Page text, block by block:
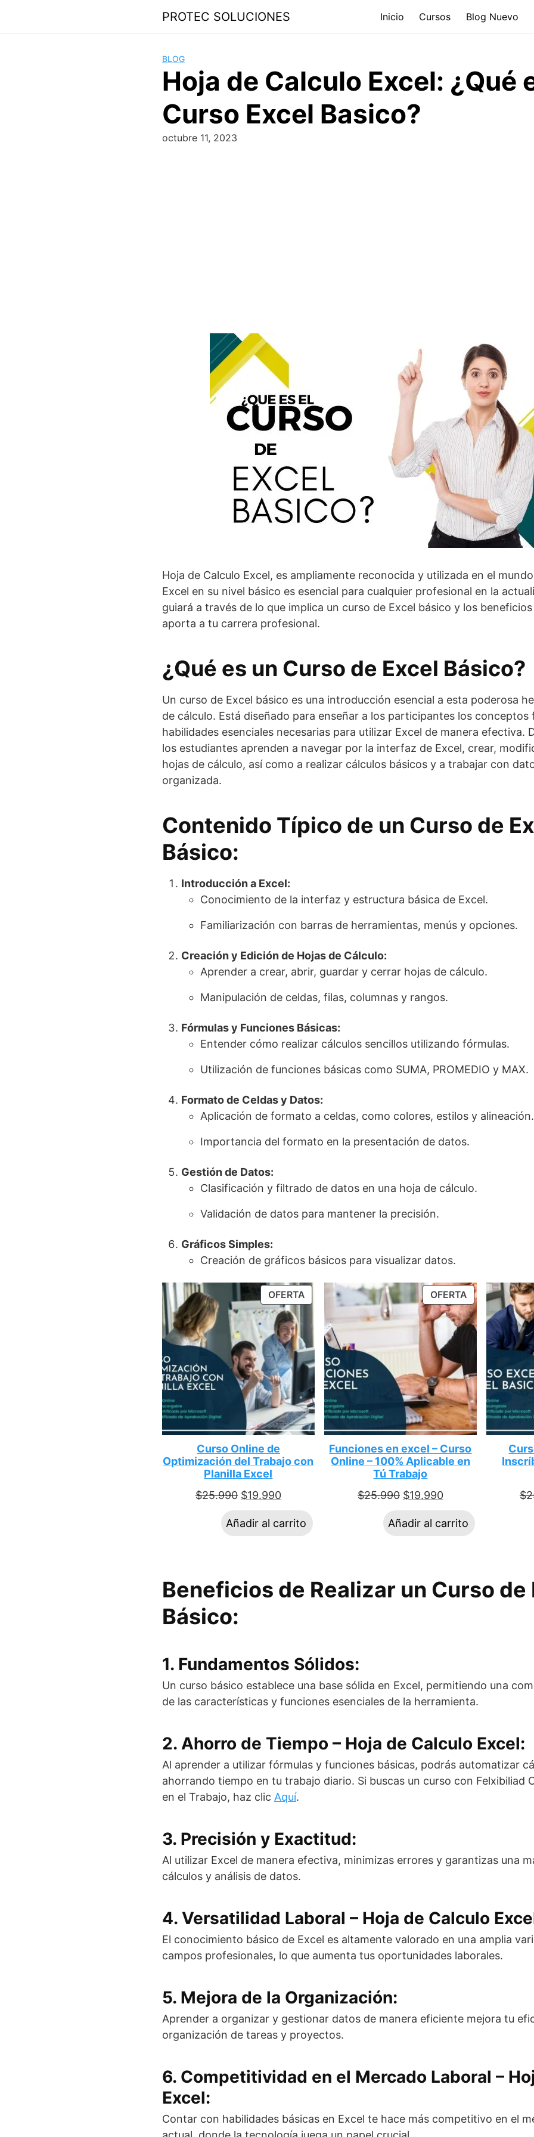
PROTEC SOLUCIONES Inicio Cursos Blog Nuevo
BLOG
Hoja de Calculo Excel: ¿Qué
Curso Excel Basico?
octubre 11, 2023
Hoja de Calculo Excel, es ampliamente reconocida y utilizada en el
Excel en su nivel básico es esencial para cualquier profesional en la
guiará a través de lo que implica un curso de Excel básico y los
aporta a tu carrera profesional.
¿Qué es un Curso de Excel Básico?
Un curso de Excel básico es una introducción esencial a esta poderosa
de cálculo. Está diseñado para enseñar a los participantes los conceptos
habilidades esenciales necesarias para utilizar Excel de manera efectiva.
los estudiantes aprenden a navegar por la interfaz de Excel, crear,
hojas de cálculo, así como a realizar cálculos básicos y a trabajar con
organizada.
Contenido Típico de un Curso de
Básico:
Introducción a Excel:
Conocimiento de la interfaz y estructura básica de Excel.
Familiarización con barras de herramientas, menús y opciones.
Creación y Edición de Hojas de Cálculo:
Aprender a crear, abrir, guardar y cerrar hojas de cálculo.
Manipulación de celdas, filas, columnas y rangos.
Fórmulas y Funciones Básicas:
Entender cómo realizar cálculos sencillos utilizando fórmulas.
Utilización de funciones básicas como SUMA, PROMEDIO y MAX.
Formato de Celdas y Datos:
Aplicación de formato a celdas, como colores, estilos y alineación.
Importancia del formato en la presentación de datos.
Gestión de Datos:
Clasificación y filtrado de datos en una hoja de cálculo.
Validación de datos para mantener la precisión.
Gráficos Simples:
Creación de gráficos básicos para visualizar datos.
OFERTA
Curso Online de
Optimización del Trabajo con
Planilla Excel
$25.990 $19.990
Añadir al carrito
OFERTA
Funciones en excel – Curso
Online – 100% Aplicable en
Tú Trabajo
$25.990 $19.990
Añadir al carrito
$
Beneficios de Realizar un Curso de
Básico:
1. Fundamentos Sólidos:
Un curso básico establece una base sólida en Excel, permitiendo una
de las características y funciones esenciales de la herramienta.
2. Ahorro de Tiempo – Hoja de Calculo Excel:
Al aprender a utilizar fórmulas y funciones básicas, podrás automatizar
ahorrando tiempo en tu trabajo diario. Si buscas un curso con Felxibiliad
en el Trabajo, haz clic Aquí.
3. Precisión y Exactitud:
Al utilizar Excel de manera efectiva, minimizas errores y garantizas una
cálculos y análisis de datos.
4. Versatilidad Laboral – Hoja de Calculo
El conocimiento básico de Excel es altamente valorado en una amplia
campos profesionales, lo que aumenta tus oportunidades laborales.
5. Mejora de la Organización:
Aprender a organizar y gestionar datos de manera eficiente mejora tu
organización de tareas y proyectos.
6. Competitividad en el Mercado Laboral –
Excel:
Contar con habilidades básicas en Excel te hace más competitivo en el